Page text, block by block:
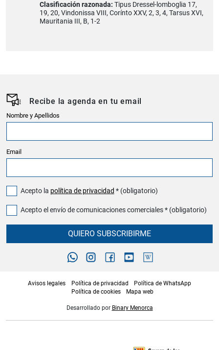
Clasificación razonada: Tipus Dressel-lomboglia 17,
19, 20, Vindonissa VIII, Corínto XXV, 2, 3, 4, Tarsus XVI,
Mauritania III, B, 1-2
Recibe la agenda en tu email
Nombre y Apellidos
Email
Acepto la política de privacidad * (obligatorio)
Acepto el envío de comunicaciones comerciales * (obligatorio)
QUIERO SUBSCRIBIRME
Avisos legales Política de privacidad
Política de WhatsApp
Política de cookies
Mapa web
Desarrollado por Binary Menorca